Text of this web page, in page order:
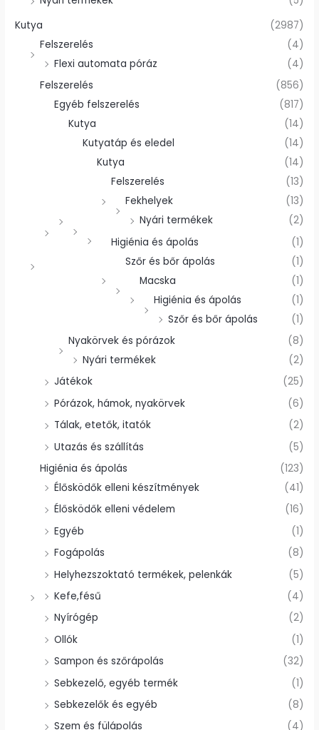
Kutya
(2987)
Felszerelés
(4)
Flexi automata póráz
(4)
Felszerelés
(856)
Egyéb felszerelés
(817)
Kutya
(14)
Kutyatáp és eledel
(14)
Kutya
(14)
Felszerelés
(13)
Fekhelyek
(13)
Nyári termékek
(2)
Higiénia és ápolás
(1)
Szőr és bőr ápolás
(1)
Macska
(1)
Higiénia és ápolás
(1)
Szőr és bőr ápolás
(1)
Nyakörvek és pórázok
(8)
Nyári termékek
(2)
Játékok
(25)
Pórázok, hámok, nyakörvek
(6)
Tálak, etetők, itatók
(2)
Utazás és szállítás
(5)
Higiénia és ápolás
(123)
Élősködők elleni készítmények
(41)
Élősködők elleni védelem
(16)
Egyéb
(1)
Fogápolás
(8)
Helyhezszoktató termékek, pelenkák
(5)
Kefe,fésű
(4)
Nyírógép
(2)
Ollók
(1)
Sampon és szőrápolás
(32)
Sebkezelő, egyéb termék
(1)
Sebkezelők és egyéb
(8)
Szem és fülápolás
(4)